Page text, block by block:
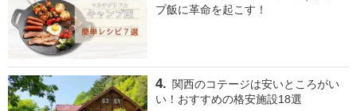
プ飯に革命を起こす！
関西のコテージは安いところがい
い！おすすめの格安施設18選